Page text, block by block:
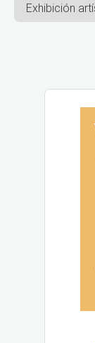
Exhibición